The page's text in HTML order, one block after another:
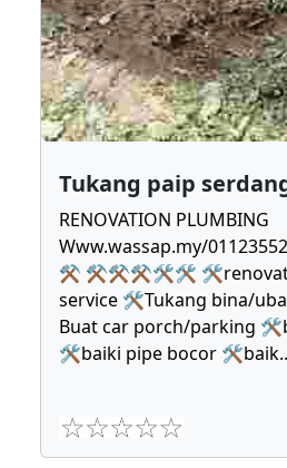
Tukang paip
RENOVATION PLUMBING
Www.wassap.my/
⚒ ⚒⚒⚒🛠🛠
service 🛠Tukang bina/
Buat car porch/parking
🛠baiki pipe bocor 🛠baik